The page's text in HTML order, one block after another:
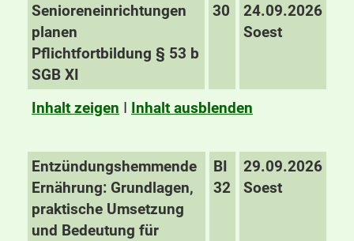
Senioreneinrichtungen
planen
Pflichtfortbildung § 53 b
SGB XI
30
24.09.2026
Soest
Inhalt zeigen I Inhalt ausblenden
Entzündungshemmende
Ernährung: Grundlagen,
praktische Umsetzung
und Bedeutung für
BI
32
29.09.2026
Soest